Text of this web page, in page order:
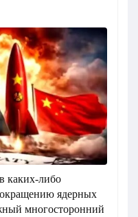
каких-либо
ядерных
многосторонний